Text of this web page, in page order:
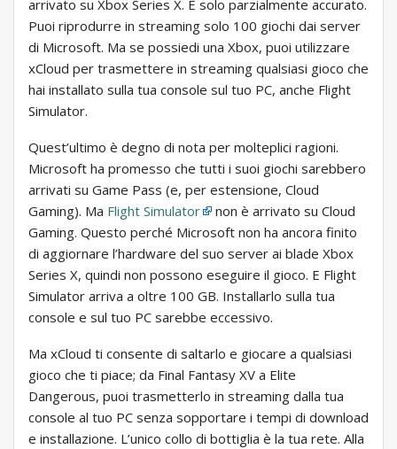
arrivato su Xbox Series X. È solo parzialmente accurato.
Puoi riprodurre in streaming solo 100 giochi dai server
di Microsoft. Ma se possiedi una Xbox, puoi utilizzare
xCloud per trasmettere in streaming qualsiasi gioco che
hai installato sulla tua console sul tuo PC, anche Flight
Simulator.
Quest’ultimo è degno di nota per molteplici ragioni.
Microsoft ha promesso che tutti i suoi giochi sarebbero
arrivati ​​su Game Pass (e, per estensione, Cloud
Gaming). Ma Flight Simulator
non è arrivato su Cloud
Gaming. Questo perché Microsoft non ha ancora finito
di aggiornare l’hardware del suo server ai blade Xbox
Series X, quindi non possono eseguire il gioco. E Flight
Simulator arriva a oltre 100 GB. Installarlo sulla tua
console e sul tuo PC sarebbe eccessivo.
Ma xCloud ti consente di saltarlo e giocare a qualsiasi
gioco che ti piace; da Final Fantasy XV a Elite
Dangerous, puoi trasmetterlo in streaming dalla tua
console al tuo PC senza sopportare i tempi di download
e installazione. L’unico collo di bottiglia è la tua rete. Alla